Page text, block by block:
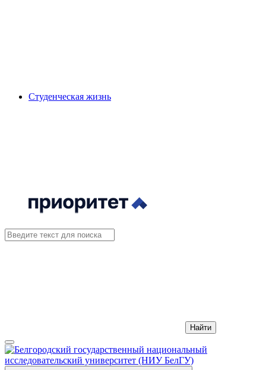
Студенческая жизнь
Найти